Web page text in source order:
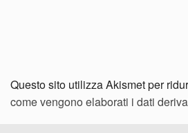
Questo sito utilizza Akismet per
come vengono elaborati i dati